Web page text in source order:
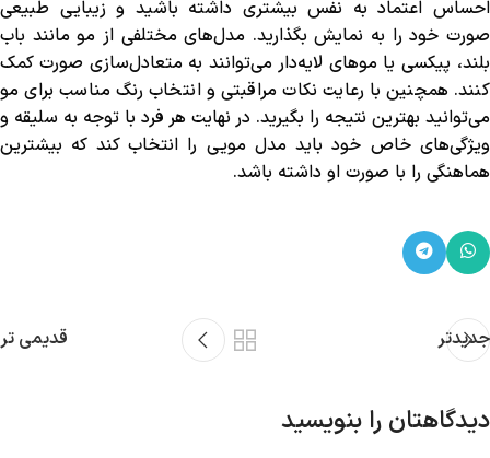
احساس اعتماد به نفس بیشتری داشته باشید و زیبایی طبیعی
صورت خود را به نمایش بگذارید. مدل‌های مختلفی از مو مانند باب
بلند، پیکسی یا موهای لایه‌دار می‌توانند به متعادل‌سازی صورت کمک
کنند. همچنین با رعایت نکات مراقبتی و انتخاب رنگ مناسب برای مو
می‌توانید بهترین نتیجه را بگیرید. در نهایت هر فرد با توجه به سلیقه و
ویژگی‌های خاص خود باید مدل مویی را انتخاب کند که بیشترین
هماهنگی را با صورت او داشته باشد.
جدیدتر قدیمی تر
دیدگاهتان را بنویسید